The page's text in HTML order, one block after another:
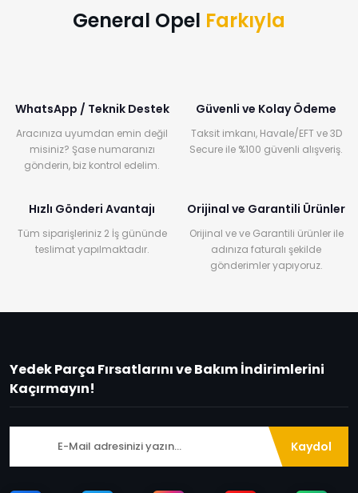
General Opel Farkıyla
WhatsApp / Teknik Destek
Aracınıza uyumdan emin değil
misiniz? Şase numaranızı
gönderin, biz kontrol edelim.
Güvenli ve Kolay Ödeme
Taksit imkanı, Havale/EFT ve 3D
Secure ile %100 güvenli alışveriş.
Hızlı Gönderi Avantajı
Tüm siparişleriniz 2 İş gününde
teslimat yapılmaktadır.
Orijinal ve Garantili Ürünler
Orijinal ve ve Garantili ürünler ile
adınıza faturalı şekilde
gönderimler yapıyoruz.
Yedek Parça Fırsatlarını ve Bakım İndirimlerini
Kaçırmayın!
Kaydol